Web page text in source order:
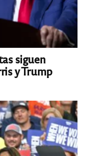
siguen
y Trump